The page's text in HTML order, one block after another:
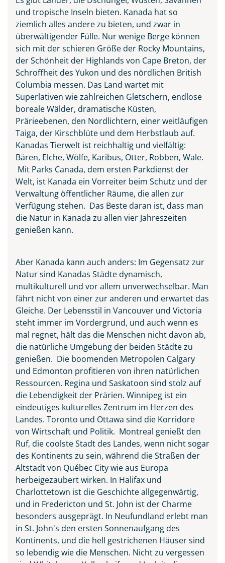
Niagarafälle
und tropische Inseln bieten. Kanada hat so
ziemlich alles andere zu bieten, und zwar in
überwältigender Fülle. Nur wenige Berge können
sich mit der schieren Größe der Rocky Mountains,
der Schönheit der Highlands von Cape Breton, der
Schroffheit des Yukon und des nördlichen British
Columbia messen. Das Land wartet mit
Superlativen wie zahlreichen Gletschern, endlose
boreale Wälder, dramatische Küsten,
Prärieebenen, den Nordlichtern, einer weitläufigen
Taiga, der Kirschblüte und dem Herbstlaub auf.
Kanadas Tierwelt ist reichhaltig und vielfältig:
Bären, Elche, Wölfe, Karibus, Otter, Robben, Wale.
Mit Parks Canada, dem ersten Parkdienst der
Welt, ist Kanada ein Vorreiter beim Schutz und der
Verwaltung öffentlicher Räume, die allen zur
Verfügung stehen. Das Beste daran ist, dass man
die Natur in Kanada zu allen vier Jahreszeiten
genießen kann.
Aber Kanada kann auch anders: Im Gegensatz zur
Natur sind Kanadas Städte dynamisch,
multikulturell und vor allem unverwechselbar. Man
fährt nicht von einer zur anderen und erwartet das
Gleiche. Der Lebensstil in Vancouver und Victoria
steht immer im Vordergrund, und auch wenn es
mal regnet, hält das die Menschen nicht davon ab,
die natürliche Umgebung der beiden Städte zu
genießen. Die boomenden Metropolen Calgary
und Edmonton profitieren von ihren natürlichen
Ressourcen. Regina und Saskatoon sind stolz auf
die Lebendigkeit der Prärien. Winnipeg ist ein
eindeutiges kulturelles Zentrum im Herzen des
Landes. Toronto und Ottawa sind die Korridore
von Wirtschaft und Politik. Montreal genießt den
Ruf, die coolste Stadt des Landes, wenn nicht sogar
des Kontinents zu sein, während die Straßen der
Altstadt von Québec City wie aus Europa
herbeigezaubert wirken. In Halifax und
Charlottetown ist die Geschichte allgegenwärtig,
und in Fredericton und St. John ist der Charme
besonders ausgeprägt. In Neufundland erlebt man
in St. John's den ersten Sonnenaufgang des
Kontinents, und die hell gestrichenen Häuser sind
so lebendig wie die Menschen. Nicht zu vergessen